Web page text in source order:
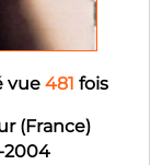
vue 481 fois
(France)
2004